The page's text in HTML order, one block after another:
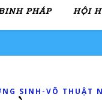
PHÁP HỘI
SINH-VÕ THUẬT